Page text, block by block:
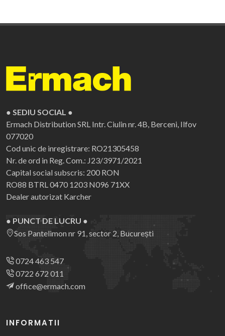
● SEDIU SOCIAL ●
Ermach Distribution SRL Intr. Ciulin nr. 4B, Berceni, Ilfov
077020
Cod unic de inregistrare: RO21305458
Nr. de ord in Reg. Com.: J23/3971/2021
Capital social subscris: 200 RON
RO88 BTRL 0470 1203 N096 71XX
Dealer autorizat Karcher
● PUNCT DE LUCRU ●
Sos Pantelimon nr 91, sector 2, București
0724 463 547
0722 672 011
office@ermach.com
INFORMATII